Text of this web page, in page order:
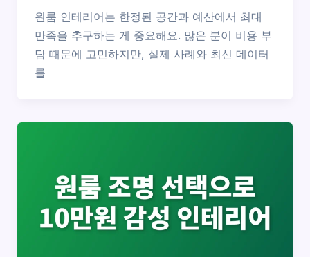
원룸 인테리어는 한정된 공간과 예산에서 최대
만족을 추구하는 게 중요해요. 많은 분이 비용 부
담 때문에 고민하지만, 실제 사례와 최신 데이터
를